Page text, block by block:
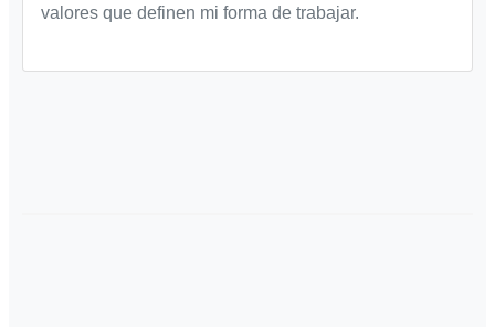
valores que definen mi forma de trabajar.